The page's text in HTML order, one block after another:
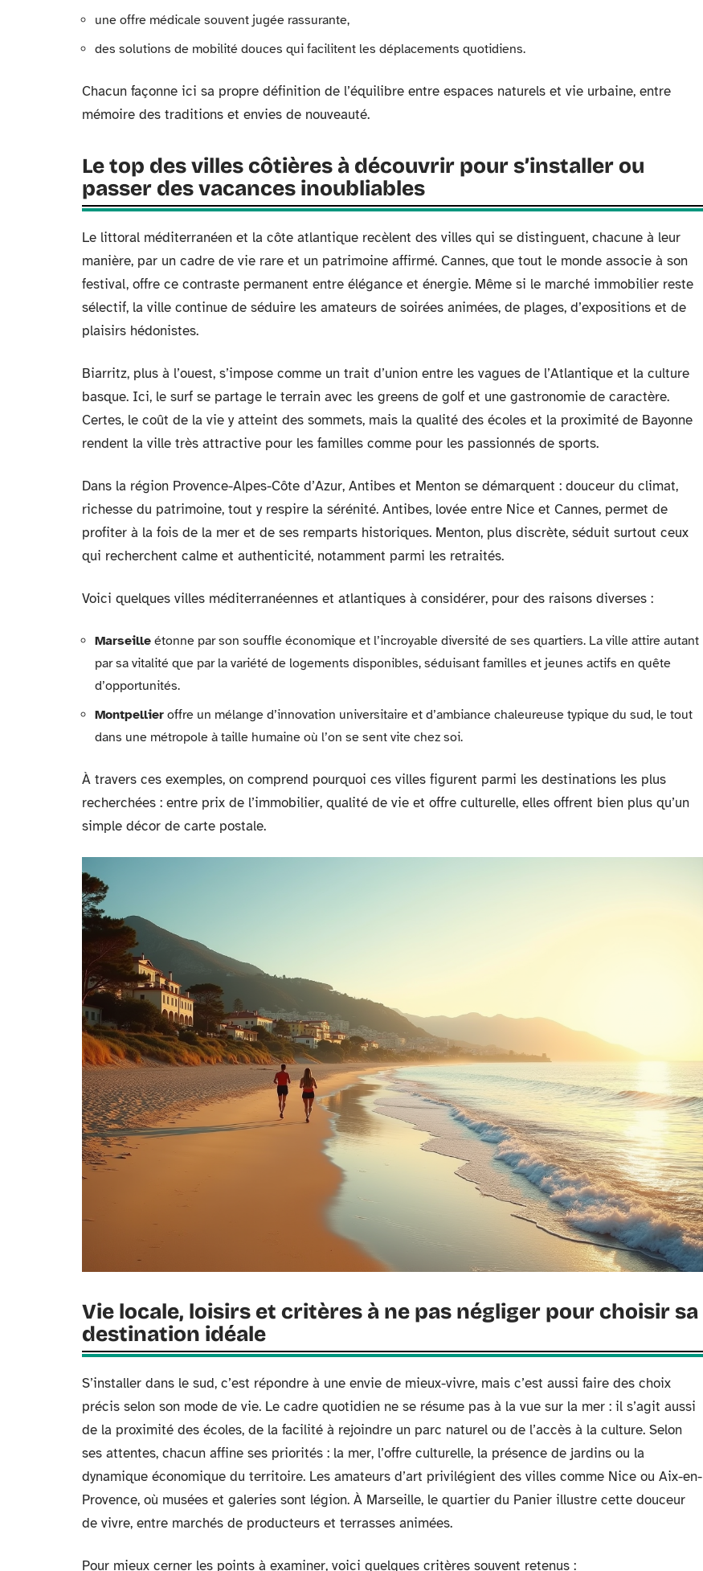
une offre médicale souvent jugée rassurante,
des solutions de mobilité douces qui facilitent les déplacements quotidiens.
Chacun façonne ici sa propre définition de l’équilibre entre espaces naturels et vie urbaine, entre
mémoire des traditions et envies de nouveauté.
Le top des villes côtières à découvrir pour s’installer ou
passer des vacances inoubliables
Le littoral méditerranéen et la côte atlantique recèlent des villes qui se distinguent, chacune à leur
manière, par un cadre de vie rare et un patrimoine affirmé. Cannes, que tout le monde associe à son
festival, offre ce contraste permanent entre élégance et énergie. Même si le marché immobilier reste
sélectif, la ville continue de séduire les amateurs de soirées animées, de plages, d’expositions et de
plaisirs hédonistes.
Biarritz, plus à l’ouest, s’impose comme un trait d’union entre les vagues de l’Atlantique et la culture
basque. Ici, le surf se partage le terrain avec les greens de golf et une gastronomie de caractère.
Certes, le coût de la vie y atteint des sommets, mais la qualité des écoles et la proximité de Bayonne
rendent la ville très attractive pour les familles comme pour les passionnés de sports.
Dans la région Provence-Alpes-Côte d’Azur, Antibes et Menton se démarquent : douceur du climat,
richesse du patrimoine, tout y respire la sérénité. Antibes, lovée entre Nice et Cannes, permet de
profiter à la fois de la mer et de ses remparts historiques. Menton, plus discrète, séduit surtout ceux
qui recherchent calme et authenticité, notamment parmi les retraités.
Voici quelques villes méditerranéennes et atlantiques à considérer, pour des raisons diverses :
Marseille étonne par son souffle économique et l’incroyable diversité de ses quartiers. La ville attire autant
par sa vitalité que par la variété de logements disponibles, séduisant familles et jeunes actifs en quête
d’opportunités.
Montpellier offre un mélange d’innovation universitaire et d’ambiance chaleureuse typique du sud, le tout
dans une métropole à taille humaine où l’on se sent vite chez soi.
À travers ces exemples, on comprend pourquoi ces villes figurent parmi les destinations les plus
recherchées : entre prix de l’immobilier, qualité de vie et offre culturelle, elles offrent bien plus qu’un
simple décor de carte postale.
Vie locale, loisirs et critères à ne pas négliger pour choisir sa
destination idéale
S’installer dans le sud, c’est répondre à une envie de mieux-vivre, mais c’est aussi faire des choix
précis selon son mode de vie. Le cadre quotidien ne se résume pas à la vue sur la mer : il s’agit aussi
de la proximité des écoles, de la facilité à rejoindre un parc naturel ou de l’accès à la culture. Selon
ses attentes, chacun affine ses priorités : la mer, l’offre culturelle, la présence de jardins ou la
dynamique économique du territoire. Les amateurs d’art privilégient des villes comme Nice ou Aix-en-
Provence, où musées et galeries sont légion. À Marseille, le quartier du Panier illustre cette douceur
de vivre, entre marchés de producteurs et terrasses animées.
Pour mieux cerner les points à examiner, voici quelques critères souvent retenus :